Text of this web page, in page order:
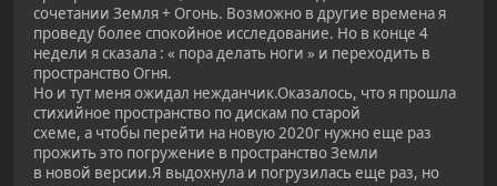
сочетании Земля + Огонь. Возможно в другие времена я
проведу более спокойное исследование. Но в конце 4
недели я сказала : « пора делать ноги » и переходить в
пространство Огня.
Но и тут меня ожидал нежданчик.Оказалось, что я прошла
стихийное пространство по дискам по старой
схеме, а чтобы перейти на новую 2020г нужно еще раз
прожить это погружение в пространство Земли
в новой версии.Я выдохнула и погрузилась еще раз, но